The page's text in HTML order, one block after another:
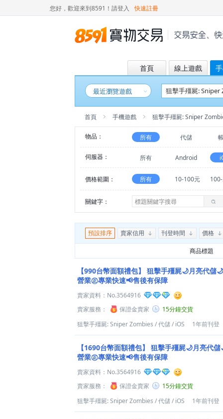
您好，歡迎來到8591！ 請登入 快速註冊
首頁 線上遊戲
最近瀏覽遊戲
首頁 手機遊戲 狙擊手殭屍: Sniper
物品： 所有 代儲
伺服器： 所有 Android
價格範圍： 所有 10-100元
關鍵字：
預設排序 賣家信用 刊登時間 價格
商品標題
【990台幣面額禮包】
狙擊手殭屍🌙月亮代儲
營業㊣專業快速📢售後有保障
賣家資料： No.3564916
賣家服務：
保證金賣家
15分鐘交貨
狙擊手殭屍: Sniper Zombies /代儲/ iOS 1年前刊登
【1690台幣面額禮包】
狙擊手殭屍🌙月亮代
營業㊣專業快速📢售後有保障
賣家資料： No.3564916
賣家服務：
保證金賣家
15分鐘交貨
狙擊手殭屍: Sniper Zombies /代儲/ iOS 1年前刊登